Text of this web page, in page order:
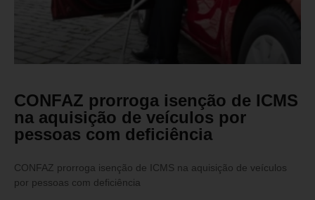
CONFAZ prorroga isenção de ICMS
na aquisição de veículos por
pessoas com deficiência
CONFAZ prorroga isenção de ICMS na aquisição de veículos
por pessoas com deficiência